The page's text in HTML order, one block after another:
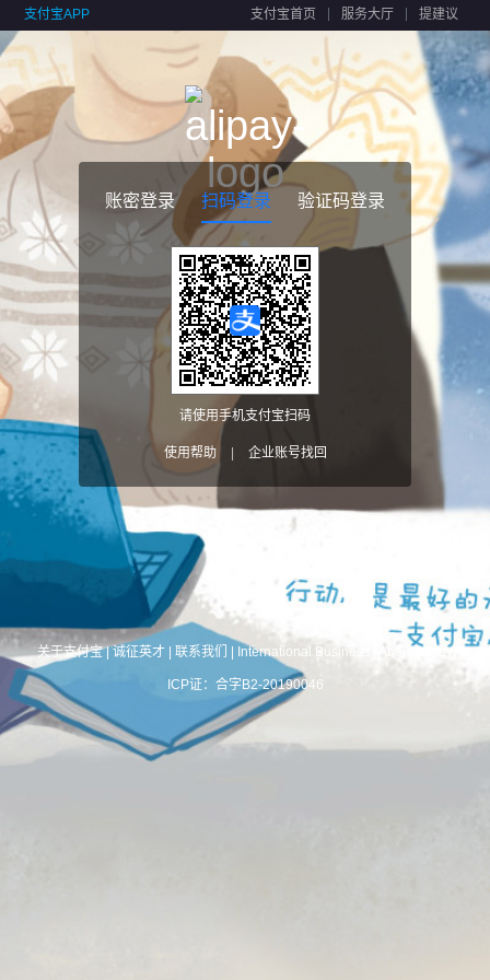
支付宝APP 支付宝首页 服务大厅 提建议
账密登录 扫码登录 验证码登录
请使用手机支付宝扫码
使用帮助 企业账号找回
关于支付宝|诚征英才 联系我们 International Business About Alipay
ICP证：合字B2-20190046